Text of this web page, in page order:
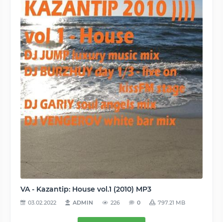
VA - Kazantip: House vol.1 (2010) MP3
03.02.2022 ADMIN 226 0 797.21 MB